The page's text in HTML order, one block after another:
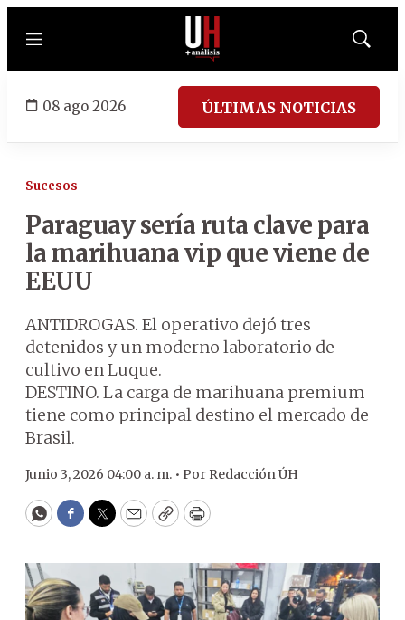
Menú
Mostrar
08 ago 2026 ÚLTIMAS NOTICIAS
Sucesos
Paraguay sería ruta clave para
la marihuana vip que viene de
EEUU
ANTIDROGAS. El operativo dejó tres
detenidos y un moderno laboratorio de
cultivo en Luque.
DESTINO. La carga de marihuana premium
tiene como principal destino el mercado de
Brasil.
Junio 3, 2026 04:00 a. m. • Por Redacción ÚH
WhatsApp
Facebook
Twitter
EmailCopyPrint